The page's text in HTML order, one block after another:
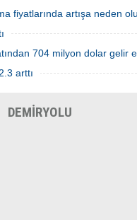
fiyatlarında artışa neden
704 milyon dolar gelir
arttı
DEMİRYOLU